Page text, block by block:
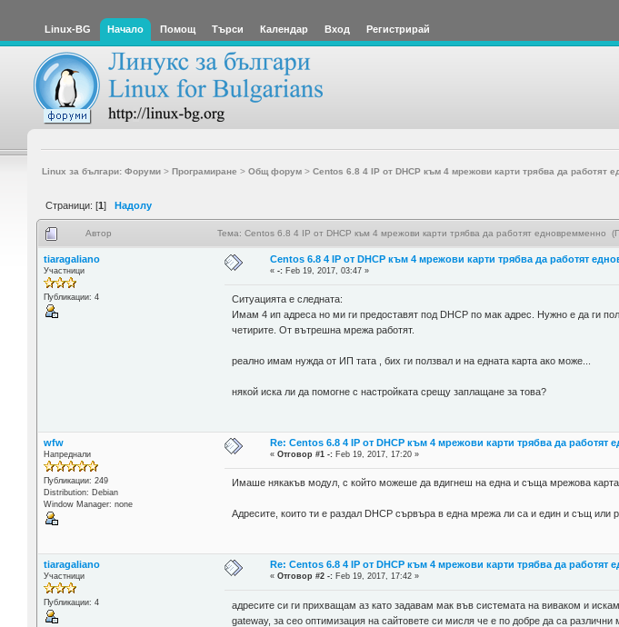
Linux-BG Начало Помощ Търси Календар Вход Регистрирай
Linux за българи: Форуми> Програмиране > Общ форум> Centos 6.8 4 IP от DHCP към 4 мрежови карти трябва да работят
Страници: [1] Надолу
Автор Тема: Centos 6.8 4 IP от DHCP към 4 мрежови карти трябва да работят едновремменно
tiaragaliano
Участници
Публикации: 4
Centos 6.8 4 IP от DHCP към 4 мрежови карти трябва да работят
«-: Feb 19, 2017, 03:47 »
Ситуацията е следната:
Имам 4 ип адреса но ми ги предоставят под DHCP по мак адрес. Нужно е да ги
четирите. От вътрешна мрежа работят.
реално имам нужда от ИП тата , бих ги ползвал и на едната карта ако може...
някой иска ли да помогне с настройката срещу заплащане за това?
wfw
Напреднали
Публикации: 249
Distribution: Debian
Window Manager: none
Re: Centos 6.8 4 IP от DHCP към 4 мрежови карти трябва да работят
«Отговор #1 -: Feb 19, 2017, 17:20 »
Имаше някакъв модул, с който можеше да вдигнеш на една и съща мрежова
Адресите, които ти е раздал DHCP сървъра в една мрежа ли са и един и същ или
tiaragaliano
Участници
Публикации: 4
Re: Centos 6.8 4 IP от DHCP към 4 мрежови карти трябва да работят
«Отговор #2 -: Feb 19, 2017, 17:42 »
адресите си ги прихващам аз като задавам мак във системата на виваком и
gateway, за сео оптимизация на сайтовете си мисля че е по добре да са